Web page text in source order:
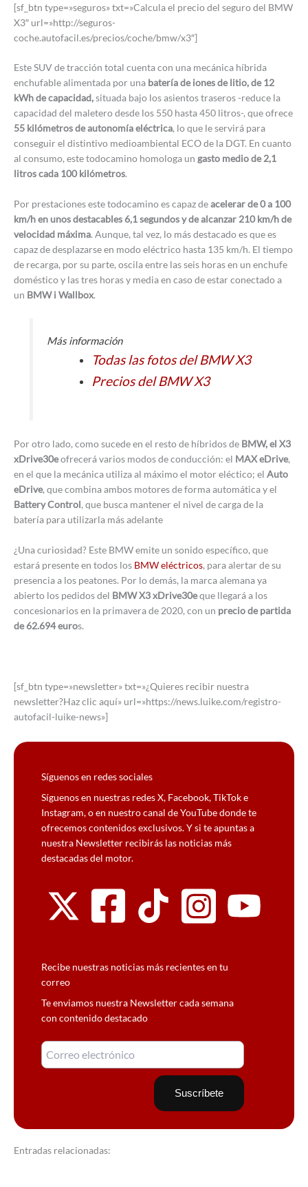
[sf_btn type=»seguros» txt=»Calcula el precio del seguro del BMW
X3″ url=»http://seguros-
coche.autofacil.es/precios/coche/bmw/x3″]
Este SUV de tracción total cuenta con una mecánica híbrida
enchufable alimentada por una batería de iones de litio, de 12
kWh de capacidad,situada bajo los asientos traseros -reduce la
capacidad del maletero desde los 550 hasta 450 litros-, que ofrece
55 kilómetros de autonomía eléctrica, lo que le servirá para
conseguir el distintivo medioambiental ECO de la DGT. En cuanto
al consumo, este todocamino homologa un gasto medio de 2,1
litros cada 100 kilómetros.
Por prestaciones este todocamino es capaz deacelerar de 0 a 100
km/h en unos destacables 6,1 segundos y de alcanzar 210 km/h de
velocidad máxima. Aunque, tal vez, lo más destacado es que es
capaz de desplazarse en modo eléctrico hasta 135 km/h. El tiempo
de recarga, por su parte, oscila entre las seis horas en un enchufe
doméstico y las tres horas y media en caso de estar conectado a
un BMW i Wallbox.
Más información
Todas las fotos del BMW X3
Precios del BMW X3
Por otro lado, como sucede en el resto de híbridos de BMW, el X3
xDrive30eofrecerá varios modos de conducción: el MAX eDrive,
en el que la mecánica utiliza al máximo el motor eléctico; el Auto
eDrive, que combina ambos motores de forma automática y el
Battery Control, que busca mantener el nivel de carga de la
batería para utilizarla más adelante
¿Una curiosidad? Este BMW emite un sonido específico, que
estará presente en todos los BMW eléctricos, para alertar de su
presencia a los peatones. Por lo demás, la marca alemana ya
abierto los pedidos del BMW X3 xDrive30eque llegará a los
concesionarios en la primavera de 2020, con un precio de partida
de 62.694 euros.
[sf_btn type=»newsletter» txt=»¿Quieres recibir nuestra
newsletter?Haz clic aquí» url=»https://news.luike.com/registro-
autofacil-luike-news»]
Síguenos en redes sociales
Síguenos en nuestras redes X, Facebook, TikTok e
Instagram, o en nuestro canal de YouTube donde te
ofrecemos contenidos exclusivos. Y si te apuntas a
nuestra Newsletter recibirás las noticias más
destacadas del motor.
Recibe nuestras noticias más recientes en tu
correo
Te enviamos nuestra Newsletter cada semana
con contenido destacado
Entradas relacionadas: